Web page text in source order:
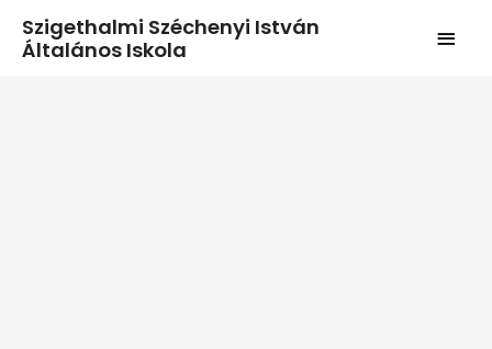
Szigethalmi Széchenyi István
Általános Iskola